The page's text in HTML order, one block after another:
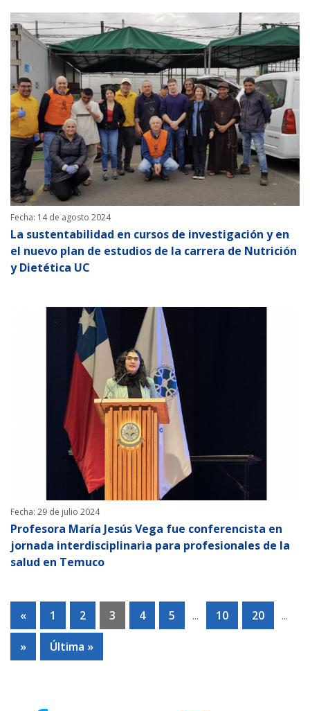
Fecha: 14 de agosto 2024
La sustentabilidad en cursos de investigación y en
el nuevo plan de estudios de la carrera de Nutrición
y Dietética UC
Fecha: 29 de julio 2024
Profesora María Jesús Vega fue conferencista en
jornada interdisciplinaria para profesionales de la
salud en Temuco
« 1 2 3 4 5 ... 10 20 ...
» Última »